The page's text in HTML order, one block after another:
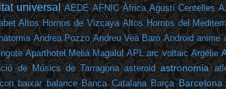
universal AEDE AFNIC Àfrica Agustí Centelles
Altos Hornos de Vizcaya Altos Hornos del
Andrea Pozzo Andreu Veà Baró Android anime
Aparthotel Meliá Magaluf APL arc voltaic Argélie
de Músics de Tarragona asteroid astronomia
baixar balance Banca Catalana Barça Barcelona